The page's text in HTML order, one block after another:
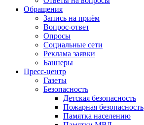
Обращения
Запись на приём
Вопрос-ответ
Опросы
Социальные сети
Реклама заявки
Баннеры
Пресс-центр
Газеты
Безопасность
Детская безопасность
Пожарная безопасность
Памятка населению